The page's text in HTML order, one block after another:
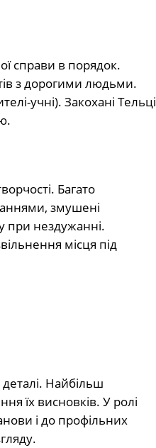
справи в порядок.
з дорогими людьми.
учні). Закохані Тельці
Багато
змушені
при нездужанні.
місця під
Найбільш
їх висновків. У ролі
і до профільних